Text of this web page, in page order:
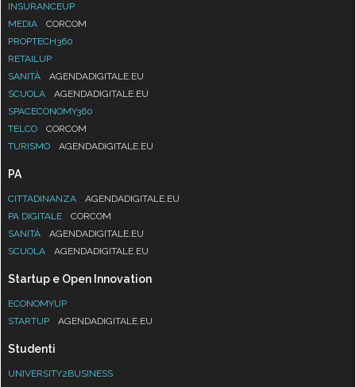
INSURANCEUP
MEDIA
CORCOM
PROPTECH360
RETAILUP
SANITÀ
AGENDADIGITALE.EU
SCUOLA
AGENDADIGITALE.EU
SPACECONOMY360
TELCO
CORCOM
TURISMO
AGENDADIGITALE.EU
PA
CITTADINANZA
AGENDADIGITALE.EU
PA DIGITALE
CORCOM
SANITÀ
AGENDADIGITALE.EU
SCUOLA
AGENDADIGITALE.EU
Startup e Open Innovation
ECONOMYUP
STARTUP
AGENDADIGITALE.EU
Studenti
UNIVERSITY2BUSINESS